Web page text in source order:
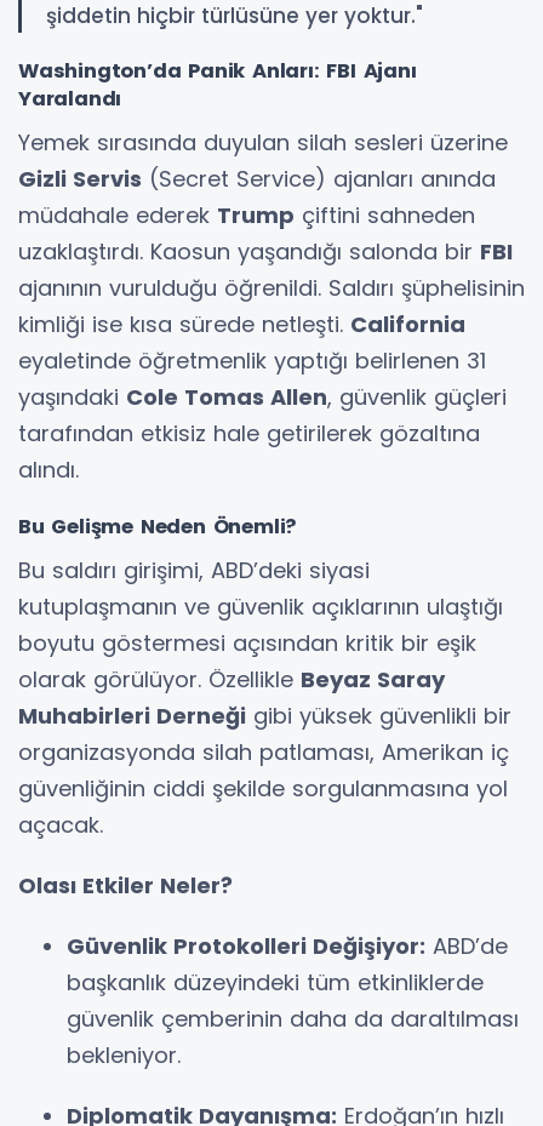
şiddetin hiçbir türlüsüne yer yoktur."
Washington’da Panik Anları: FBI Ajanı
Yaralandı
Yemek sırasında duyulan silah sesleri üzerine
Gizli Servis (Secret Service) ajanları anında
müdahale ederek Trump çiftini sahneden
uzaklaştırdı. Kaosun yaşandığı salonda bir FBI
ajanının vurulduğu öğrenildi. Saldırı şüphelisinin
kimliği ise kısa sürede netleşti. California
eyaletinde öğretmenlik yaptığı belirlenen 31
yaşındaki Cole Tomas Allen, güvenlik güçleri
tarafından etkisiz hale getirilerek gözaltına
alındı.
Bu Gelişme Neden Önemli?
Bu saldırı girişimi, ABD’deki siyasi
kutuplaşmanın ve güvenlik açıklarının ulaştığı
boyutu göstermesi açısından kritik bir eşik
olarak görülüyor. Özellikle Beyaz Saray
Muhabirleri Derneği gibi yüksek güvenlikli bir
organizasyonda silah patlaması, Amerikan iç
güvenliğinin ciddi şekilde sorgulanmasına yol
açacak.
Olası Etkiler Neler?
Güvenlik Protokolleri Değişiyor: ABD’de
başkanlık düzeyindeki tüm etkinliklerde
güvenlik çemberinin daha da daraltılması
bekleniyor.
Diplomatik Dayanışma: Erdoğan’ın hızlı